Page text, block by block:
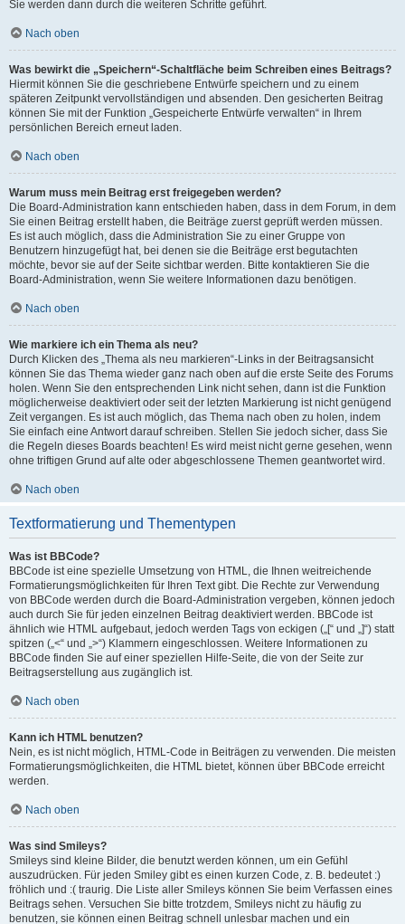
Sie werden dann durch die weiteren Schritte geführt.
Nach oben
Was bewirkt die „Speichern“-Schaltfläche beim Schreiben eines Beitrags?
Hiermit können Sie die geschriebene Entwürfe speichern und zu einem
späteren Zeitpunkt vervollständigen und absenden. Den gesicherten Beitrag
können Sie mit der Funktion „Gespeicherte Entwürfe verwalten“ in Ihrem
persönlichen Bereich erneut laden.
Nach oben
Warum muss mein Beitrag erst freigegeben werden?
Die Board-Administration kann entschieden haben, dass in dem Forum, in dem
Sie einen Beitrag erstellt haben, die Beiträge zuerst geprüft werden müssen.
Es ist auch möglich, dass die Administration Sie zu einer Gruppe von
Benutzern hinzugefügt hat, bei denen sie die Beiträge erst begutachten
möchte, bevor sie auf der Seite sichtbar werden. Bitte kontaktieren Sie die
Board-Administration, wenn Sie weitere Informationen dazu benötigen.
Nach oben
Wie markiere ich ein Thema als neu?
Durch Klicken des „Thema als neu markieren“-Links in der Beitragsansicht
können Sie das Thema wieder ganz nach oben auf die erste Seite des Forums
holen. Wenn Sie den entsprechenden Link nicht sehen, dann ist die Funktion
möglicherweise deaktiviert oder seit der letzten Markierung ist nicht genügend
Zeit vergangen. Es ist auch möglich, das Thema nach oben zu holen, indem
Sie einfach eine Antwort darauf schreiben. Stellen Sie jedoch sicher, dass Sie
die Regeln dieses Boards beachten! Es wird meist nicht gerne gesehen, wenn
ohne triftigen Grund auf alte oder abgeschlossene Themen geantwortet wird.
Nach oben
Textformatierung und Thementypen
Was ist BBCode?
BBCode ist eine spezielle Umsetzung von HTML, die Ihnen weitreichende
Formatierungsmöglichkeiten für Ihren Text gibt. Die Rechte zur Verwendung
von BBCode werden durch die Board-Administration vergeben, können jedoch
auch durch Sie für jeden einzelnen Beitrag deaktiviert werden. BBCode ist
ähnlich wie HTML aufgebaut, jedoch werden Tags von eckigen („[“ und „]“) statt
spitzen („<“ und „>“) Klammern eingeschlossen. Weitere Informationen zu
BBCode finden Sie auf einer speziellen Hilfe-Seite, die von der Seite zur
Beitragserstellung aus zugänglich ist.
Nach oben
Kann ich HTML benutzen?
Nein, es ist nicht möglich, HTML-Code in Beiträgen zu verwenden. Die meisten
Formatierungsmöglichkeiten, die HTML bietet, können über BBCode erreicht
werden.
Nach oben
Was sind Smileys?
Smileys sind kleine Bilder, die benutzt werden können, um ein Gefühl
auszudrücken. Für jeden Smiley gibt es einen kurzen Code, z. B. bedeutet :)
fröhlich und :( traurig. Die Liste aller Smileys können Sie beim Verfassen eines
Beitrags sehen. Versuchen Sie bitte trotzdem, Smileys nicht zu häufig zu
benutzen, sie können einen Beitrag schnell unlesbar machen und ein